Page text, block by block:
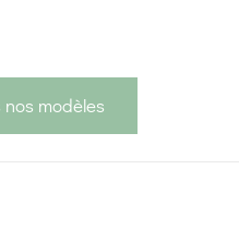
modèles